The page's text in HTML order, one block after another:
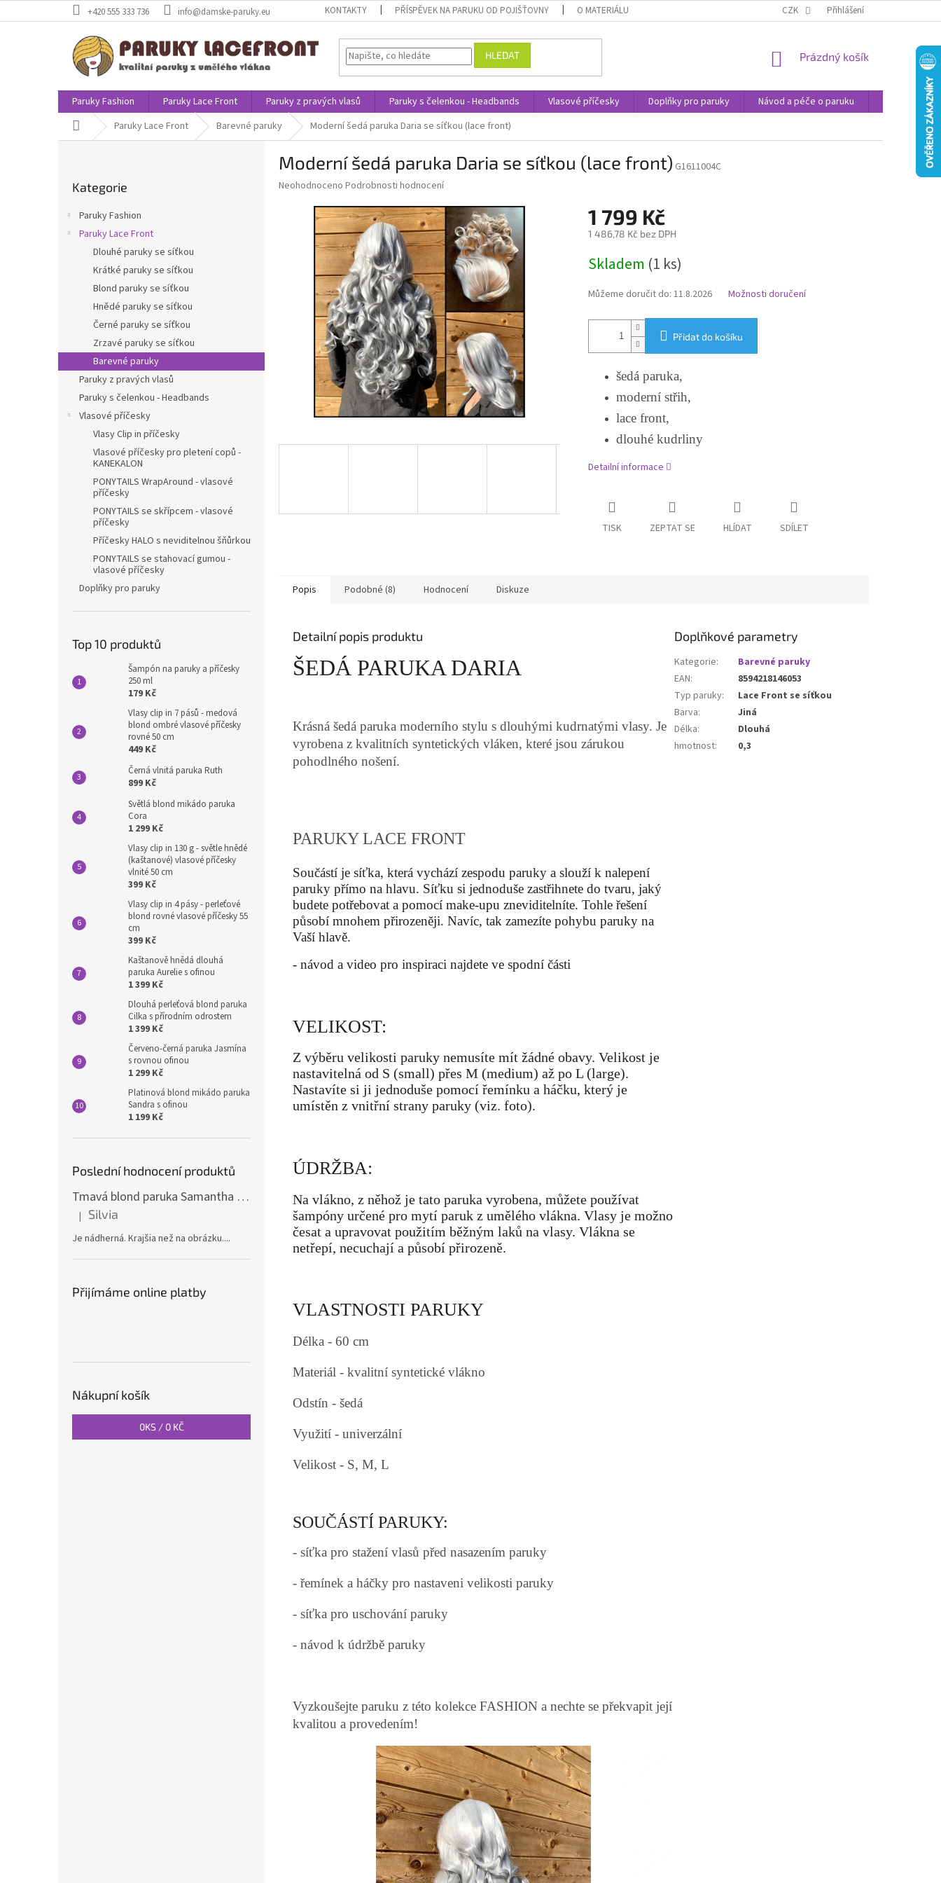
na
+420 555 333 736 info@damske-paruky.eu KONTAKTY PŘÍSPĚVEK NA PARUKU OD POJIŠŤOVNY O MATERIÁLU OBCHODNÍ PODMÍNKY PODMÍNKY
CZK Přihlášení
HLEDAT
NÁKUPNÍ
Prázdný košík
Paruky Fashion Paruky Lace Front Paruky z pravých vlasů Paruky s čelenkou - Headbands Vlasové příčesky Doplňky pro paruky Návod a péče o paruku
Příspěvek
Domů Paruky Lace Front Barevné paruky Moderní šedá paruka Daria se síťkou (lace front)
l
kategorie
Kategorie
Paruky Fashion
Paruky Lace Front
Dlouhé paruky se síťkou
Krátké paruky se síťkou
Blond paruky se síťkou
Hnědé paruky se síťkou
Černé paruky se síťkou
Zrzavé paruky se síťkou
Barevné paruky
Paruky z pravých vlasů
Paruky s čelenkou - Headbands
Vlasové příčesky
Vlasy Clip in příčesky
Vlasové příčesky pro pletení copů -
KANEKALON
PONYTAILS WrapAround - vlasové
příčesky
PONYTAILS se skřípcem - vlasové
příčesky
Příčesky HALO s neviditelnou šňůrkou
PONYTAILS se stahovací gumou -
vlasové příčesky
Doplňky pro paruky
Top 10 produktů
Šampón na paruky a příčesky
250 ml
179 Kč
Vlasy clip in 7 pásů - medová
blond ombré vlasové příčesky
rovné 50 cm
449 Kč
Černá vlnitá paruka Ruth
899 Kč
Světlá blond mikádo paruka
Cora
1 299 Kč
Vlasy clip in 130 g - světle hnědé
(kaštanové) vlasové příčesky
vlnité 50 cm
399 Kč
Vlasy clip in 4 pásy - perleťové
blond rovné vlasové příčesky 55
cm
399 Kč
Kaštanově hnědá dlouhá
paruka Aurelie s ofinou
1 399 Kč
Dlouhá perleťová blond paruka
Cilka s přírodním odrostem
1 399 Kč
Červeno-černá paruka Jasmína
s rovnou ofinou
1 299 Kč
Platinová blond mikádo paruka
Sandra s ofinou
1 199 Kč
Poslední hodnocení produktů
Tmavá blond paruka Samantha s melíry
Hodnocení produktu je 5 z 5 hvězdiček.
| Silvia
Je nádherná. Krajšia než na obrázku....
Přijímáme online platby
Nákupní košík
0KS / 0 KČ
Moderní šedá paruka Daria se síťkou (lace front) G1611004C
Průměrné
produktu
hvězdiček.
Neohodnoceno Podrobnosti hodnocení
1 799 Kč
1 486,78 Kč bez DPH
cena:
Skladem (1 ks)
Můžeme doručit do: 11.8.2026 Možnosti doručení
Přidat do košíku
šedá paruka,
moderní střih,
lace front,
dlouhé kudrliny
Detailní informace
TISK ZEPTAT SE HLÍDAT SDÍLET
Popis Podobné (8) Hodnocení Diskuze
Detailní popis produktu
ŠEDÁ PARUKA DARIA
Krásná šedá paruka moderního stylu s dlouhými kudrnatými vlasy. Je
vyrobena z kvalitních syntetických vláken, které jsou zárukou
pohodlného nošení.
PARUKY LACE FRONT
Součástí je síťka, která vychází zespodu paruky a slouží k nalepení
paruky přímo na hlavu. Síťku si jednoduše zastřihnete do tvaru, jaký
budete potřebovat a pomocí make-upu zneviditelníte. Tohle řešení
působí mnohem přirozeněji. Navíc, tak zamezíte pohybu paruky na
Vaší hlavě.
- návod a video pro inspiraci najdete ve spodní části
VELIKOST:
Z výběru velikosti paruky nemusíte mít žádné obavy. Velikost je
nastavitelná od S (small) přes M (medium) až po L (large).
Nastavíte si ji jednoduše pomocí řemínku a háčku, který je
umístěn z vnitřní strany paruky (viz. foto).
ÚDRŽBA:
Na vlákno, z něhož je tato paruka vyrobena, můžete používat
šampóny určené pro mytí paruk z umělého vlákna. Vlasy je možno
česat a upravovat použitím běžným laků na vlasy. Vlákna se
netřepí, necuchají a působí přirozeně.
VLASTNOSTI PARUKY
Délka - 60 cm
Materiál - kvalitní syntetické vlákno
Odstín - šedá
Využití - univerzální
Velikost - S, M, L
SOUČÁSTÍ PARUKY:
- síťka pro stažení vlasů před nasazením paruky
- řemínek a háčky pro nastaveni velikosti paruky
- síťka pro uschování paruky
- návod k údržbě paruky
Vyzkoušejte paruku z této kolekce FASHION a nechte se překvapit její
kvalitou a provedením!
Doplňkové parametry
Kategorie:
Barevné paruky
EAN:
8594218146053
Typ paruky:
Lace Front se síťkou
Barva:
Jiná
Délka:
Dlouhá
hmotnost: 0,3